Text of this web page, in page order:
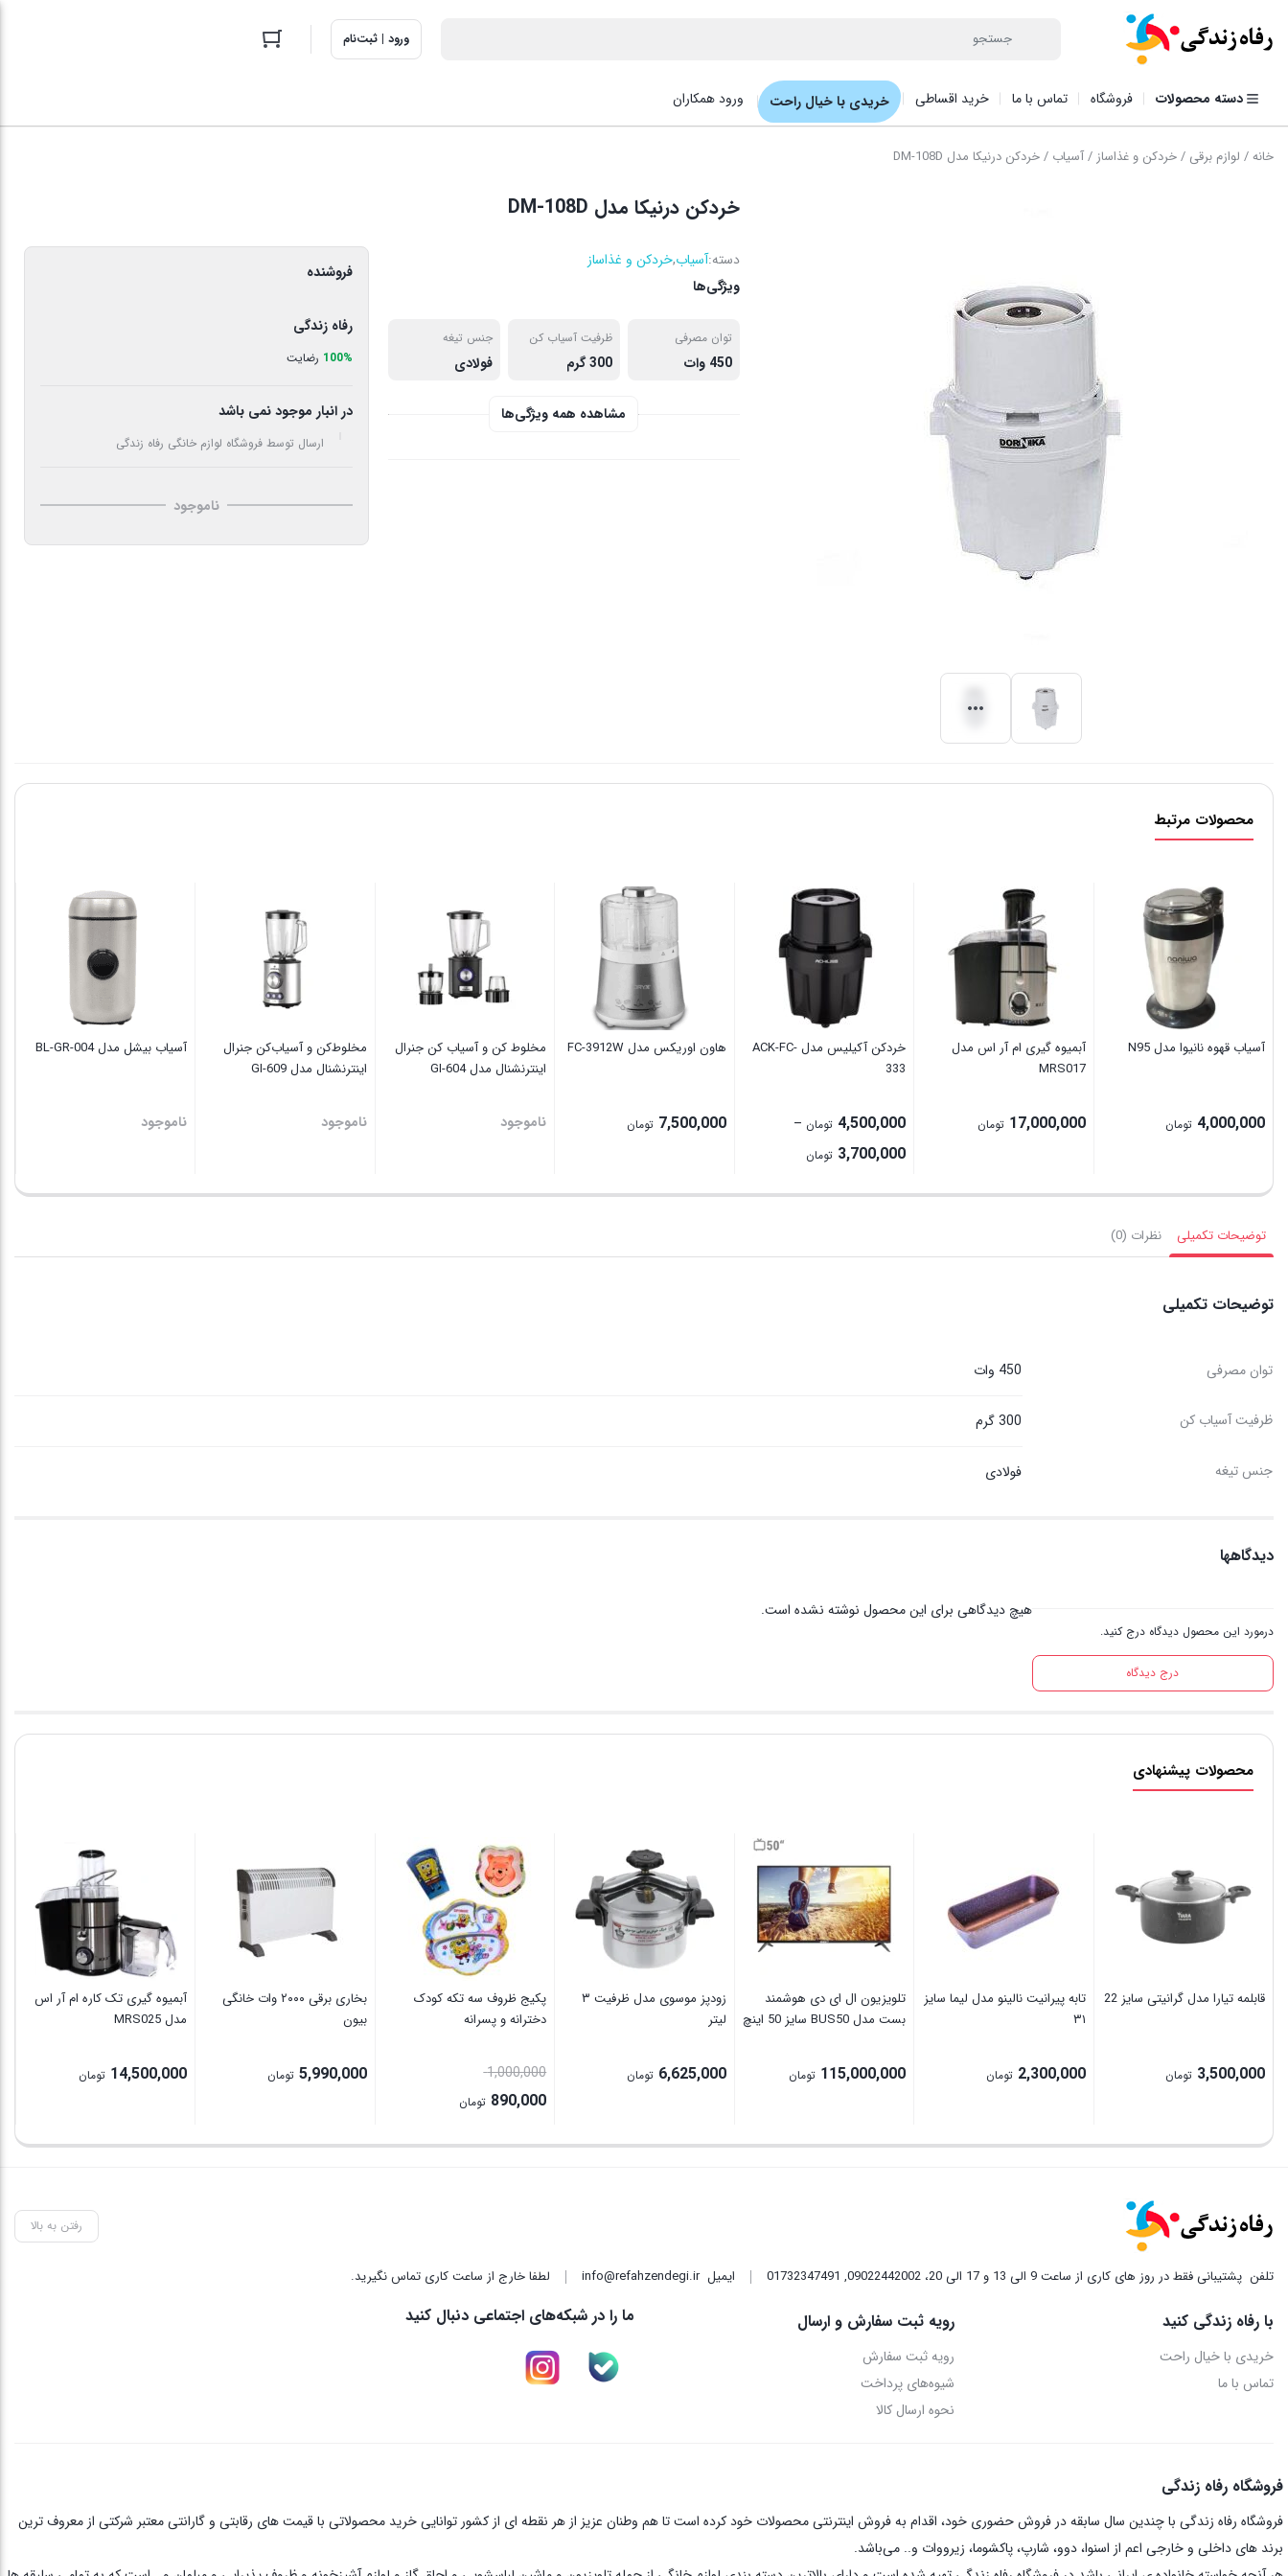
ورود | ثبت‌نام
دسته محصولات فروشگاه تماس با ما خرید اقساطی خریدی با خیال راحت ورود همکاران
خانه/ لوازم برقی /خردکن و غذاساز /آسیاب / خردکن درنیکا مدل DM-108D
خردکن درنیکا مدل DM-108D
دسته:آسیاب,خردکن و غذاساز
ویژگی‌ها
توان مصرفی
450 وات
ظرفیت آسیاب کن
300 گرم
جنس تیغه
فولادی
مشاهده همه ویژگی‌ها
فروشنده
رفاه زندگی
100% رضایت
در انبار موجود نمی باشد
ارسال توسط فروشگاه لوازم خانگی رفاه زندگی
ناموجود
محصولات مرتبط
آسیاب قهوه نانیوا مدل N95
4,000,000 تومان
آبمیوه گیری ام آر اس مدل
MRS017
17,000,000 تومان
خردکن آکیلیس مدل ACK-FC-
333
4,500,000 تومان –
3,700,000 تومانPrice
4,500,000 تومان
هاون اوریکس مدل FC-3912W
7,500,000 تومان
مخلوط کن و آسیاب کن جنرال
اینترنشنال مدل GI-604
ناموجود
مخلوط‌کن و آسیاب‌کن جنرال
اینترنشنال مدل GI-609
ناموجود
آسیاب بیشل مدل BL-GR-004
ناموجود
توضیحات تکمیلی نظرات (0)
توضیحات تکمیلی
توان مصرفی 450 وات
ظرفیت آسیاب کن 300 گرم
جنس تیغه فولادی
دیدگاهها
درمورد این محصول دیدگاه درج کنید.
درج دیدگاه
هیچ دیدگاهی برای این محصول نوشته نشده است.
محصولات پیشنهادی
قابلمه تیارا مدل گرانیتی سایز 22
3,500,000 تومان
تابه پیرانیت نالینو مدل لیما سایز
۳۱
2,300,000 تومان
تلویزیون ال ای دی هوشمند
بست مدل BUS50 سایز 50 اینچ
115,000,000 تومان
زودپز موسوی مدل ظرفیت ۳
لیتر
6,625,000 تومان
پکیج ظروف سه تکه کودک
دخترانه و پسرانه
1,000,000قیمت
اصلی:
بود.
890,000 تومان
بخاری برقی ۲۰۰۰ وات خانگی
بیون
5,990,000 تومان
آبمیوه گیری تک کاره ام آر اس
مدل MRS025
14,500,000 تومان
رفتن به بالا
تلفن پشتیبانی فقط در روز های کاری از ساعت 9 الی 13 و 17 الی 20، 09022442002 ,
01732347491 ایمیلinfo@refahzendegi.ir لطفا خارج از ساعت کاری تماس نگیرید.
با رفاه زندگی کنید
خریدی با خیال راحت
تماس با ما
رویه ثبت سفارش و ارسال
رویه ثبت سفارش
شیوه‌های پرداخت
نحوه ارسال کالا
ما را در شبکه‌های اجتماعی دنبال کنید
فروشگاه رفاه زندگی
فروشگاه رفاه زندگی با چندین سال سابقه در فروش حضوری خود، اقدام به فروش اینترنتی محصولات خود کرده است تا هم وطنان عزیز از هر نقطه ای از کشور توانایی خرید محصولاتی با قیمت های رقابتی و گارانتی معتبر شرکتی از معروف ترین
برند های داخلی و خارجی اعم از اسنوا، دوو، شارپ، پاکشوما، زیرووات و.. می‌باشد.